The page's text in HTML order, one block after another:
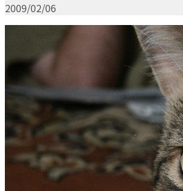
2009/02/06